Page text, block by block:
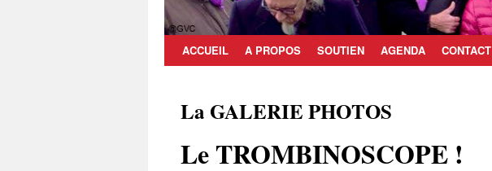
ACCUEIL A PROPOS SOUTIEN AGENDA CONTACT
La GALERIE PHOTOS
Le TROMBINOSCOPE !